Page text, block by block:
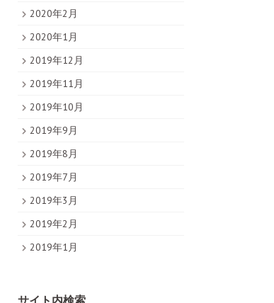
2020年2月
2020年1月
2019年12月
2019年11月
2019年10月
2019年9月
2019年8月
2019年7月
2019年3月
2019年2月
2019年1月